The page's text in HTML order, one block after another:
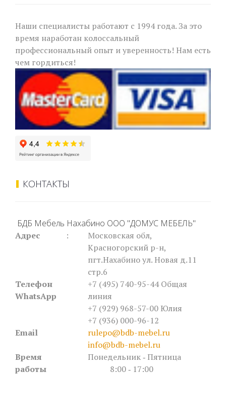
Наши специалисты работают с 1994 года. За это
время наработан колоссальный
профессиональный опыт и уверенность! Нам есть
чем гордиться!
КОНТАКТЫ
БДБ Мебель Нахабино ООО "ДОМУС МЕБЕЛЬ"
Адрес
:
Московская обл,
Красногорский р-н,
пгт.Нахабино ул. Новая д.11
стр.6
Телефон
WhatsApp
+7 (495) 740-95-44Общая
линия
+7 (929) 968-57-00 Юлия
+7 (936) 000-96-12
Email
rulepo@bdb-mebel.ru
info@bdb-mebel.ru
Время
работы
Понедельник ‐ Пятница
8:00 ‐ 17:00